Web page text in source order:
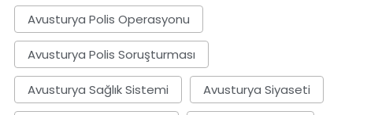
Avusturya Polis Operasyonu
Avusturya Polis Soruşturması
Avusturya Sağlık Sistemi Avusturya Siyaseti